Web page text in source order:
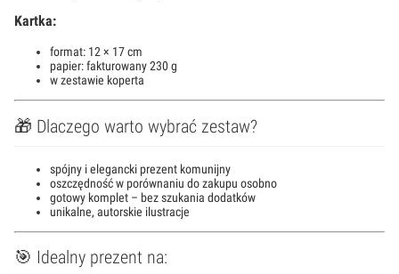
Kartka:
format: 12 × 17 cm
papier: fakturowany 230 g
w zestawie koperta
🎁 Dlaczego warto wybrać zestaw?
spójny i elegancki prezent komunijny
oszczędność w porównaniu do zakupu osobno
gotowy komplet – bez szukania dodatków
unikalne, autorskie ilustracje
🎯 Idealny prezent na: